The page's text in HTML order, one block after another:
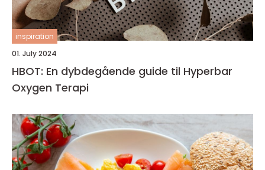
inspiration
01. July 2024
HBOT: En dybdegående guide til Hyperbar
Oxygen Terapi